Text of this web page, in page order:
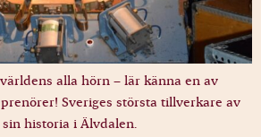
alla hörn – lär känna en av
Sveriges största tillverkare av
historia i Älvdalen.